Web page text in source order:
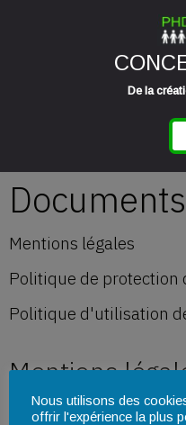
De la
Mentions légales
Politique de protection
Politique d'utilisation
Mentions
Editeur : le site est
Nous utilisons des
offrir l'expérience la plus